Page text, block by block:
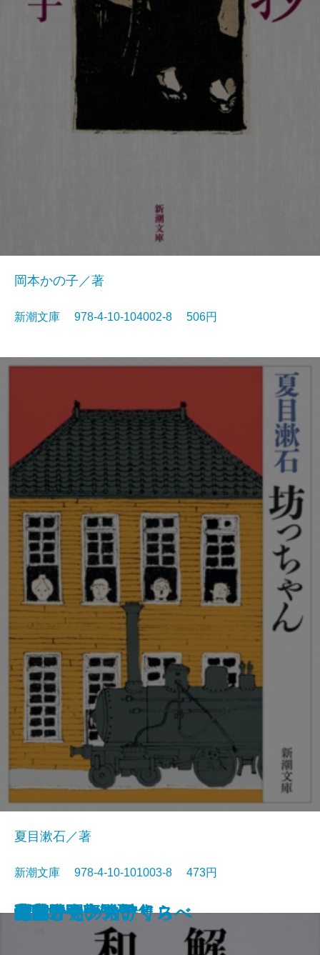
猟銃・闘牛
ヴェルレーヌ詩集
草枕
斜陽
高村光太郎詩集
歌行燈・高野聖
土
真実一路
老妓抄
岡本かの子／著
新潮文庫 978-4-10-104002-8 506円
坊っちゃん
夏目漱石／著
新潮文庫 978-4-10-101003-8 473円
和解
ヰタ・セクスアリス
出家とその弟子
にごりえ・たけくらべ
武蔵野
白痴
青年
雁
それから
門